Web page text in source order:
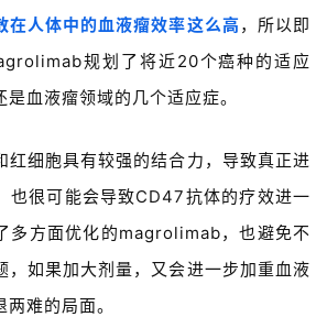
在人体中的血液瘤效率这么高，所以即
规划了将近20个癌种的适应
血液瘤领域的几个适应症。
红细胞具有较强的结合力，导致真正进
也很可能会导致CD47抗体的疗效进一
多方面优化的magrolimab，也避免不
，如果加大剂量，又会进一步加重血液
难的局面。